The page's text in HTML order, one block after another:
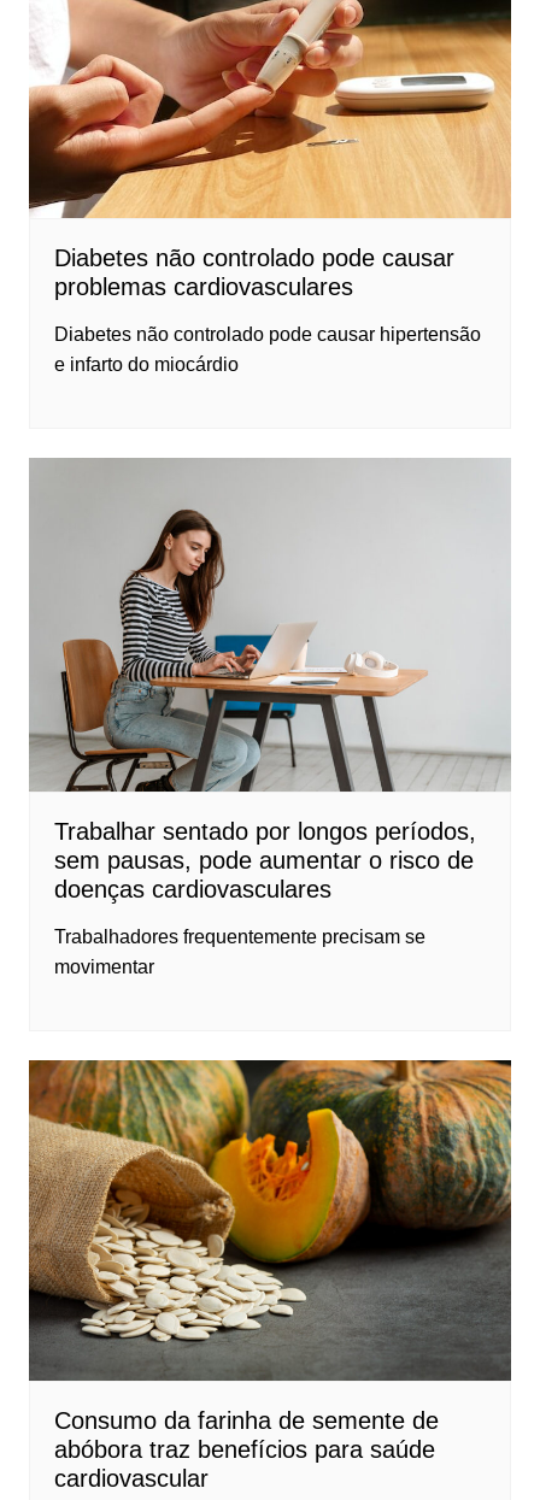
Diabetes não controlado pode causar
problemas cardiovasculares
Diabetes não controlado pode causar hipertensão
e infarto do miocárdio
Trabalhar sentado por longos períodos,
sem pausas, pode aumentar o risco de
doenças cardiovasculares
Trabalhadores frequentemente precisam se
movimentar
Consumo da farinha de semente de
abóbora traz benefícios para saúde
cardiovascular